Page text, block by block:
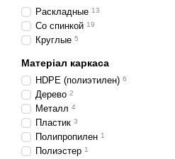
Раскладные 13
Со спинкой 19
Круглые 5
Матеріал каркаса
HDPE (полиэтилен) 6
Дерево 2
Металл 4
Пластик 3
Полипропилен 1
Полиэстер 1